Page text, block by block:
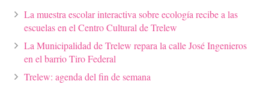
La muestra escolar interactiva sobre ecología recibe a las
escuelas en el Centro Cultural de Trelew
La Municipalidad de Trelew repara la calle José Ingenieros
en el barrio Tiro Federal
Trelew: agenda del fin de semana